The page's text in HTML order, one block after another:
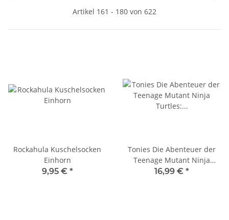
Artikel 161 - 180 von 622
Rockahula Kuschelsocken
Einhorn
9,95 € *
Tonies Die Abenteuer der
Teenage Mutant Ninja
Turtles: Leonardo
16,99 € *